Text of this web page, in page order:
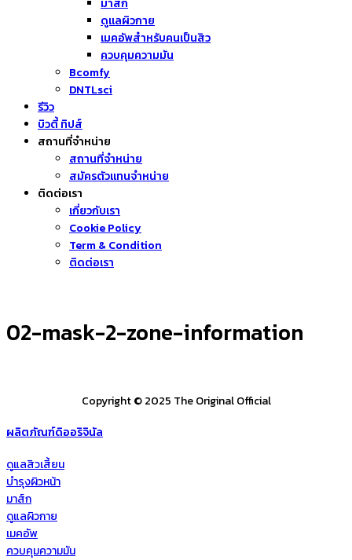
มาส์ก
ดูแลผิวกาย
เมคอัพสำหรับคนเป็นสิว
ควบคุมความมัน
Bcomfy
DNTLsci
รีวิว
บิวตี้ ทิปส์
สถานที่จำหน่าย
สถานที่จำหน่าย
สมัครตัวแทนจำหน่าย
ติดต่อเรา
เกี่ยวกับเรา
Cookie Policy
Term & Condition
ติดต่อเรา
02-mask-2-zone-information
Copyright © 2025 The Original Official
ผลิตภัณฑ์ดิออริจินัล
ดูแลสิวเสี้ยน
บำรุงผิวหน้า
มาส์ก
ดูแลผิวกาย
เมคอัพ
ควบคุมความมัน